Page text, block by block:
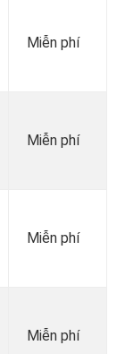
Miễn phí
Miễn phí
Miễn phí
Miễn phí